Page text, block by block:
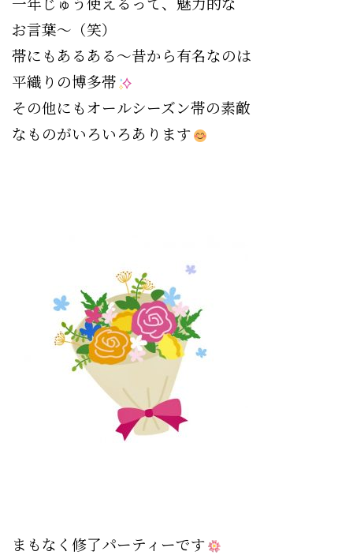
お言葉〜（笑）
帯にもあるある〜昔から有名なのは
平織りの博多帯
その他にもオールシーズン帯の素敵
なものがいろいろあります
まもなく修了パーティーです